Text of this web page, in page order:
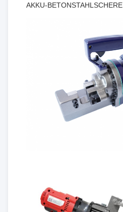
AKKU-BETONSTAHLSCHERE